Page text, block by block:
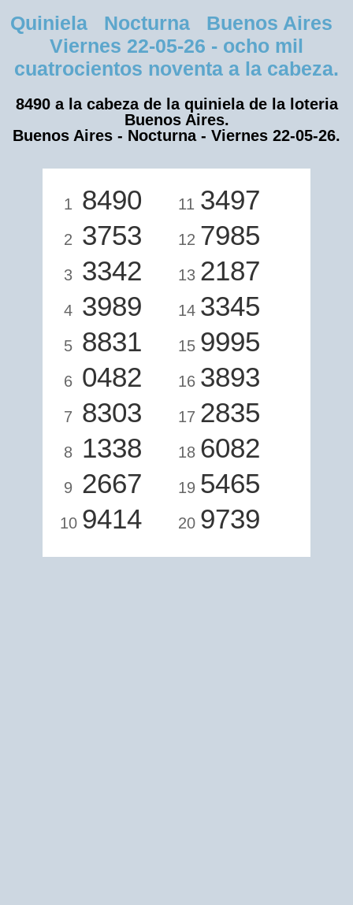
Quiniela Nocturna Buenos Aires
Viernes 22-05-26 - ocho mil
cuatrocientos noventa a la cabeza.
8490 a la cabeza de la quiniela de la loteria
Buenos Aires.
Buenos Aires - Nocturna - Viernes 22-05-26.
1 8490
2 3753
3 3342
4 3989
5 8831
6 0482
7 8303
8 1338
9 2667
10 9414
11 3497
12 7985
13 2187
14 3345
15 9995
16 3893
17 2835
18 6082
19 5465
20 9739